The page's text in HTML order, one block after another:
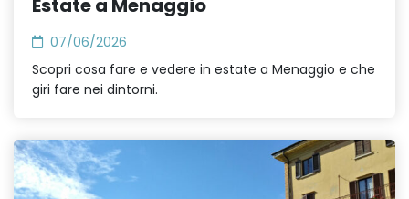
Estate a Menaggio
07/06/2026
Scopri cosa fare e vedere in estate a Menaggio e che
giri fare nei dintorni.